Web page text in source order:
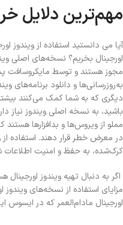
مهم‌ترین دلایل
آیا می دانستید استفاده از ویندوز
اورجینال بخریم؟ نسخه‌های اصلی
مجوز هستند و توسط مایکروسافت
به‌روزرسانی‌ها و دانلود برنامه‌های
دیگری که به شما کمک می‌کنند
باشید، به نسخه اصلی ویندوز نیاز
مملو از ویروس‌ها و بد‌افزارها
در معرض خطر قرار دهند. استفاده
کرک‌شده، به حفظ و امنیت
اگر به دنبال تهیه ویندوز اورجینال
مزایای استفاده از نسخه‌های ویندوز
اورجینال مادام‌العمر که در ایسوس